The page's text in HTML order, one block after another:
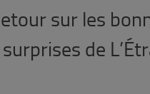
sur les
de